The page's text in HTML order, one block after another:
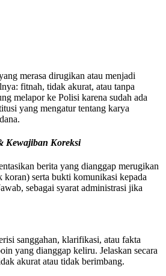
merasa dirugikan atau menjadi
fitnah, tidak akurat, atau tanpa
melapor ke Polisi karena sudah ada
yang mengatur tentang karya
Kewajiban Koreksi
berita yang dianggap merugikan
koran) serta bukti komunikasi kepada
sebagai syarat administrasi jika
sanggahan, klarifikasi, atau fakta
yang dianggap keliru. Jelaskan secara
akurat atau tidak berimbang.